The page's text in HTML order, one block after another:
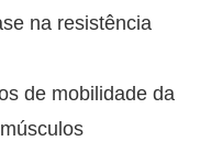
na resistência
de mobilidade da